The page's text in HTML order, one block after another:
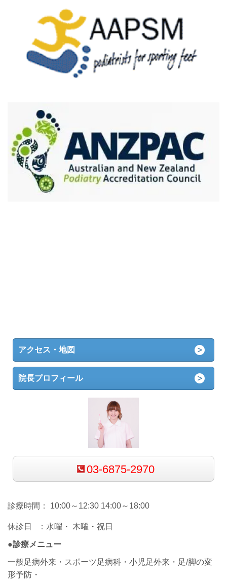
アクセス・地図
院長プロフィール
03-6875-2970
診療時間： 10:00～12:30 14:00～18:00
休診日 ：水曜・ 木曜・祝日
●診療メニュー
一般足病外来・スポーツ足病科・小児足外来・足/脚の変
形予防・